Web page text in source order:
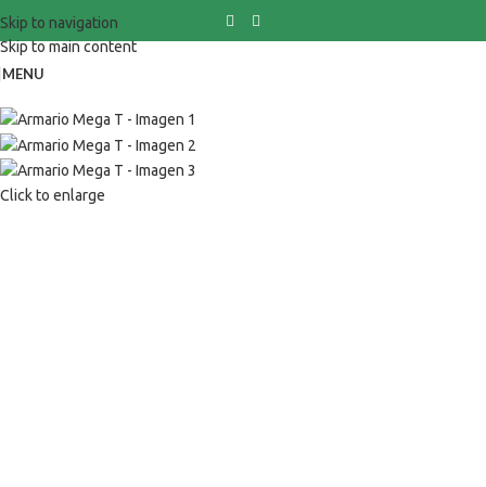
Skip to navigation
Skip to main content
MENU
Click to enlarge